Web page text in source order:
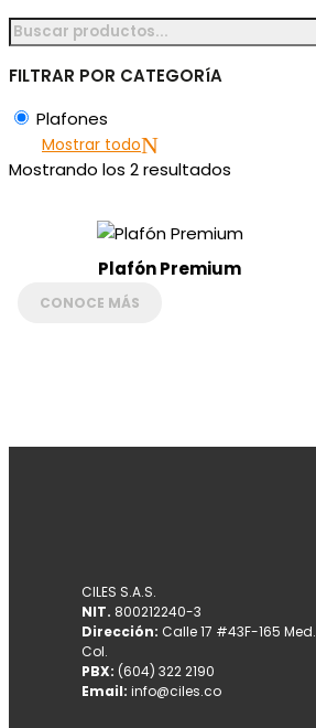
FILTRAR POR CATEGORíA
Plafones
Mostrar todo
Mostrando los 2 resultados
últimos
Plafón Premium
CONOCE MÁS
CILES S.A.S.
NIT. 800212240-3
Dirección: Calle 17 #43F-165 Med.
Col.
PBX: (604) 322 2190
Email: info@ciles.co